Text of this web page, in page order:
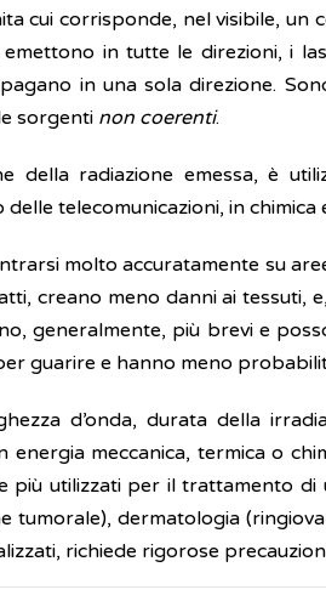
cui corrisponde, nel visibile,
in tutte le direzioni, i
in una sola direzione.
sorgenti non coerenti.
della radiazione emessa, è
telecomunicazioni, in
molto accuratamente su
creano meno danni ai tessuti,
generalmente, più brevi e
guarire e hanno meno
d’onda, durata della
energia meccanica, termica o
più utilizzati per il trattamento
tumorale), dermatologia
richiede rigorose